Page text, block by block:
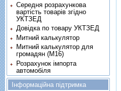
Середня розрахункова
вартість товарів згідно
УКТЗЕД
Довідка по товару УКТЗЕД
Митний калькулятор
Митний калькулятор для
громадян (М16)
Розрахунок імпорта
автомобіля
Інформаційна підтримка